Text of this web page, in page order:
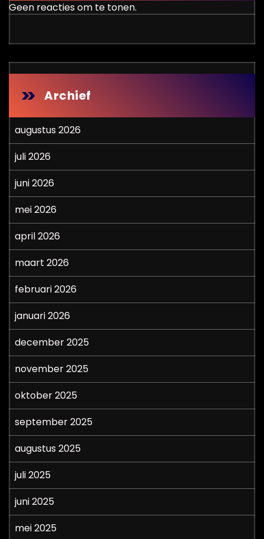
Geen reacties om te tonen.
Archief
augustus 2026
juli 2026
juni 2026
mei 2026
april 2026
maart 2026
februari 2026
januari 2026
december 2025
november 2025
oktober 2025
september 2025
augustus 2025
juli 2025
juni 2025
mei 2025